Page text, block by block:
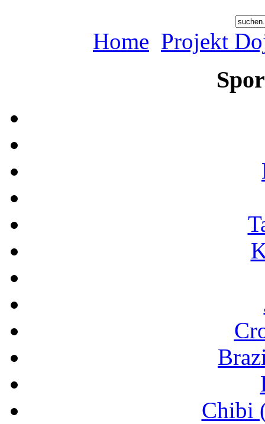
Home Projekt
Chibi